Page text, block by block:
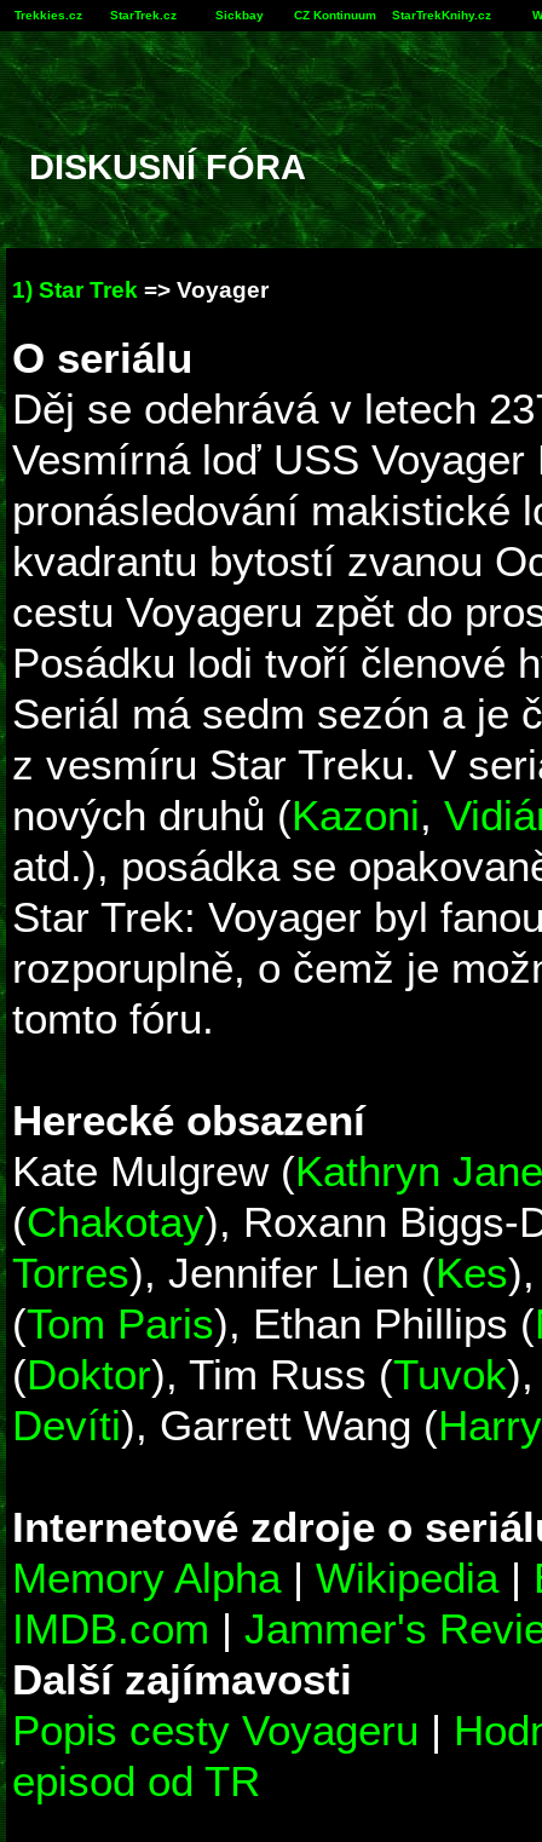
Trekkies.cz StarTrek.cz Sickbay CZ Kontinuum StarTrekKnihy.cz
DISKUSNÍ FÓRA
1) Star Trek => Voyager
O seriálu
Děj se odehrává v letech
Vesmírná loď USS Voyager
pronásledování makistické
kvadrantu bytostí zvanou
cestu Voyageru zpět do
Posádku lodi tvoří členové
Seriál má sedm sezón a je
z vesmíru Star Treku. V
nových druhů (Kazoni,
atd.), posádka se
Star Trek: Voyager byl
rozporuplně, o čemž je
tomto fóru.
Herecké obsazení
Kate Mulgrew (Kathryn
(Chakotay), Roxann Biggs-
Torres), Jennifer Lien (Kes
(Tom Paris), Ethan Phillips (
(Doktor), Tim Russ (Tuvok),
Devíti), Garrett Wang (
Internetové zdroje o
Memory Alpha| Wikipedia|
IMDB.com | Jammer's
Další zajímavosti
Popis cesty Voyageru |
episod od TR